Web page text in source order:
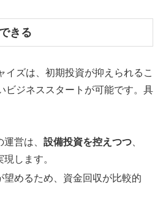
きる
イズは、初期投資が抑えられるこ
ビジネススタートが可能です。具
運営は、設備投資を控えつつ
します。
望めるため、資金回収が比較的